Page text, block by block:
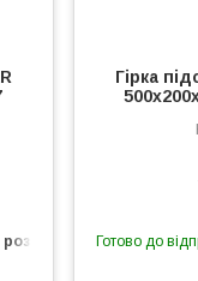
Гірка
Готово до